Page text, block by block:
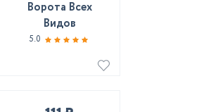
Ворота Всех
Видов
5.0